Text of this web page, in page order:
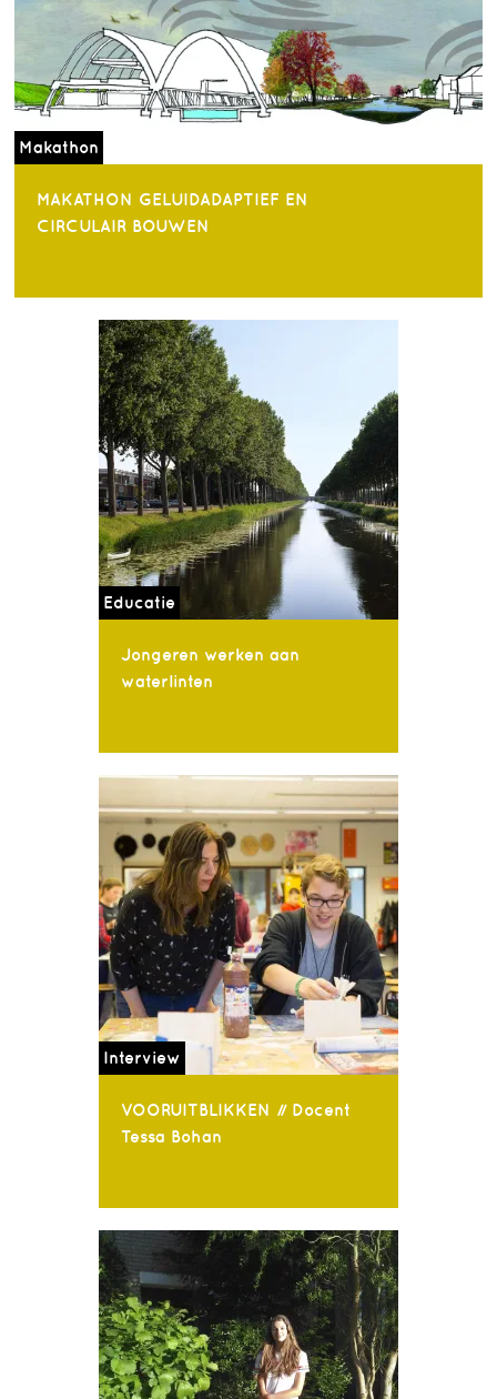
Makathon
MAKATHON GELUIDADAPTIEF EN
CIRCULAIR BOUWEN
Educatie
Jongeren werken aan
waterlinten
Interview
VOORUITBLIKKEN // Docent
Tessa Bohan